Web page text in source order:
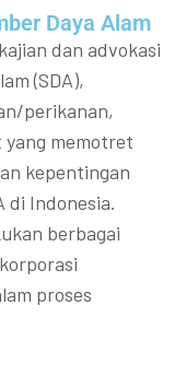
Daya Alam
dan advokasi
(SDA),
perikanan,
memotret
kepentingan
di Indonesia.
berbagai
proses